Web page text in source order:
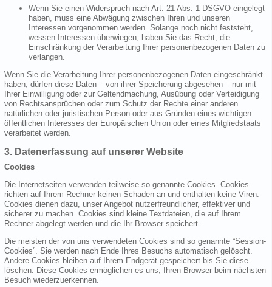
Wenn Sie einen Widerspruch nach Art. 21 Abs. 1 DSGVO eingelegt
haben, muss eine Abwägung zwischen Ihren und unseren
Interessen vorgenommen werden. Solange noch nicht feststeht,
wessen Interessen überwiegen, haben Sie das Recht, die
Einschränkung der Verarbeitung Ihrer personenbezogenen Daten zu
verlangen.
Wenn Sie die Verarbeitung Ihrer personenbezogenen Daten eingeschränkt
haben, dürfen diese Daten – von ihrer Speicherung abgesehen – nur mit
Ihrer Einwilligung oder zur Geltendmachung, Ausübung oder Verteidigung
von Rechtsansprüchen oder zum Schutz der Rechte einer anderen
natürlichen oder juristischen Person oder aus Gründen eines wichtigen
öffentlichen Interesses der Europäischen Union oder eines Mitgliedstaats
verarbeitet werden.
3. Datenerfassung auf unserer Website
Cookies
Die Internetseiten verwenden teilweise so genannte Cookies. Cookies
richten auf Ihrem Rechner keinen Schaden an und enthalten keine Viren.
Cookies dienen dazu, unser Angebot nutzerfreundlicher, effektiver und
sicherer zu machen. Cookies sind kleine Textdateien, die auf Ihrem
Rechner abgelegt werden und die Ihr Browser speichert.
Die meisten der von uns verwendeten Cookies sind so genannte “Session-
Cookies”. Sie werden nach Ende Ihres Besuchs automatisch gelöscht.
Andere Cookies bleiben auf Ihrem Endgerät gespeichert bis Sie diese
löschen. Diese Cookies ermöglichen es uns, Ihren Browser beim nächsten
Besuch wiederzuerkennen.